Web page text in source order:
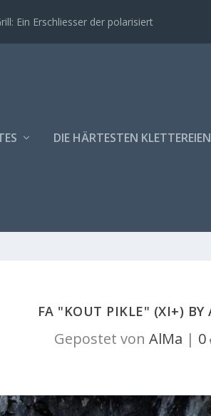
Ein Erschliesser der polarisiert
DIE HÄRTESTEN
FA "KOUT PIKLE" (XI+) BY
Gepostet von AlMa | 0